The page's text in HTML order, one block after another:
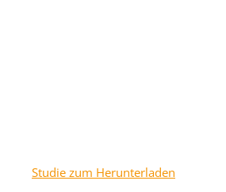
Studie zum Herunterladen